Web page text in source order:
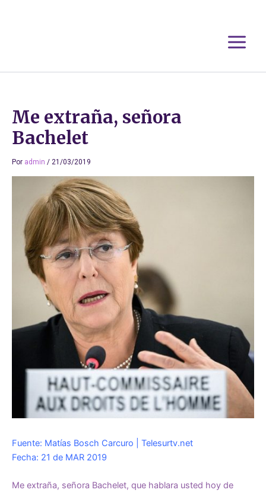
Me extraña, señora
Bachelet
Por admin / 21/03/2019
Fuente: Matías Bosch Carcuro | Telesurtv.net
Fecha: 21 de MAR 2019
Me extraña, señora Bachelet, que hablara usted hoy de